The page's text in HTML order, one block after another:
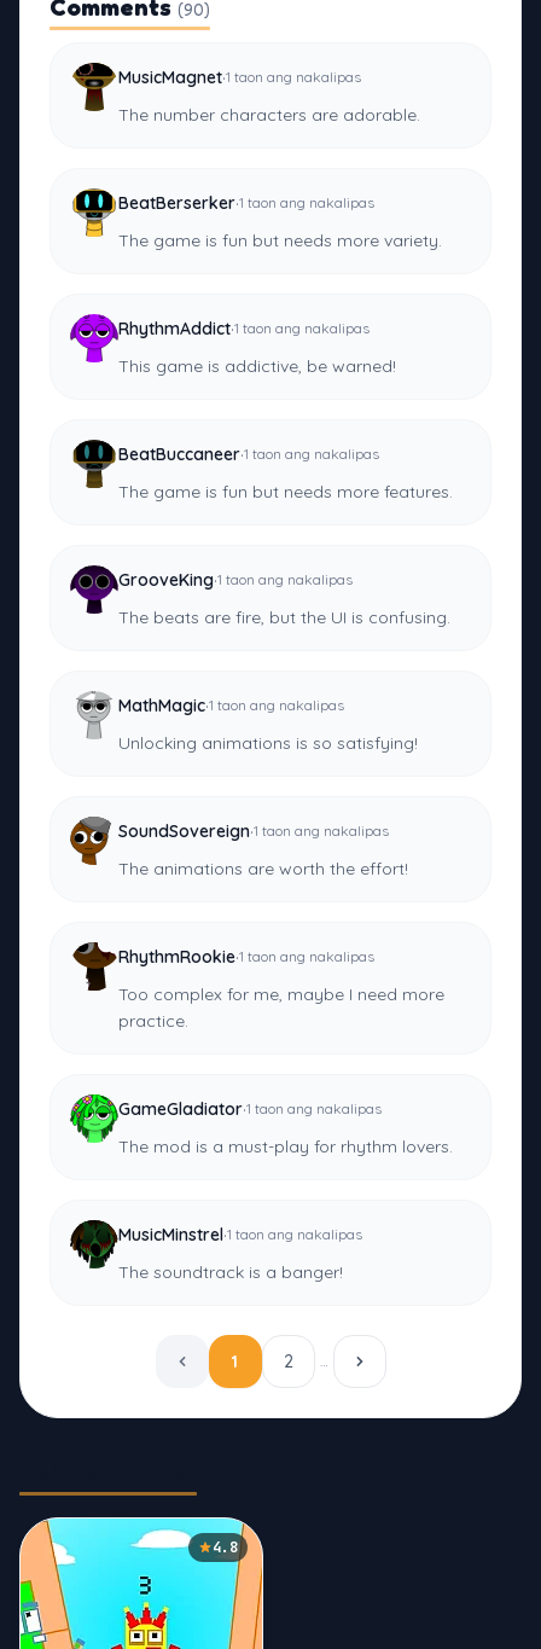
Comments (90)
MusicMagnet·1 taon ang nakalipas
The number characters are adorable.
BeatBerserker·1 taon ang nakalipas
The game is fun but needs more variety.
RhythmAddict·1 taon ang nakalipas
This game is addictive, be warned!
BeatBuccaneer·1 taon ang nakalipas
The game is fun but needs more features.
GrooveKing·1 taon ang nakalipas
The beats are fire, but the UI is confusing.
MathMagic·1 taon ang nakalipas
Unlocking animations is so satisfying!
SoundSovereign·1 taon ang nakalipas
The animations are worth the effort!
RhythmRookie·1 taon ang nakalipas
Too complex for me, maybe I need more
practice.
GameGladiator·1 taon ang nakalipas
The mod is a must-play for rhythm lovers.
MusicMinstrel·1 taon ang nakalipas
The soundtrack is a banger!
1 2 …
4.8